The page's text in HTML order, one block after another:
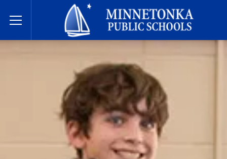
Toggle Menu
Javne škole Minnetonke